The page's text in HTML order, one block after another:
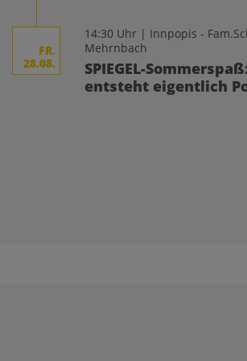
FR.
28.08.
14:30 Uhr | Innpopis -
Mehrnbach
SPIEGEL-
entsteht eigentlich